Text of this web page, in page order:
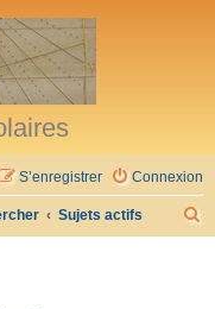
Connexion
S’enregistrer
Sujets actifs